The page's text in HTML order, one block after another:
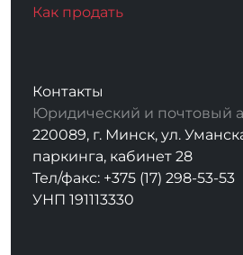
Как продать
Контакты
Юридический и почтовый
220089, г. Минск, ул.
паркинга, кабинет 28
Тел/факс: +375 (17) 298-53-53
УНП 191113330